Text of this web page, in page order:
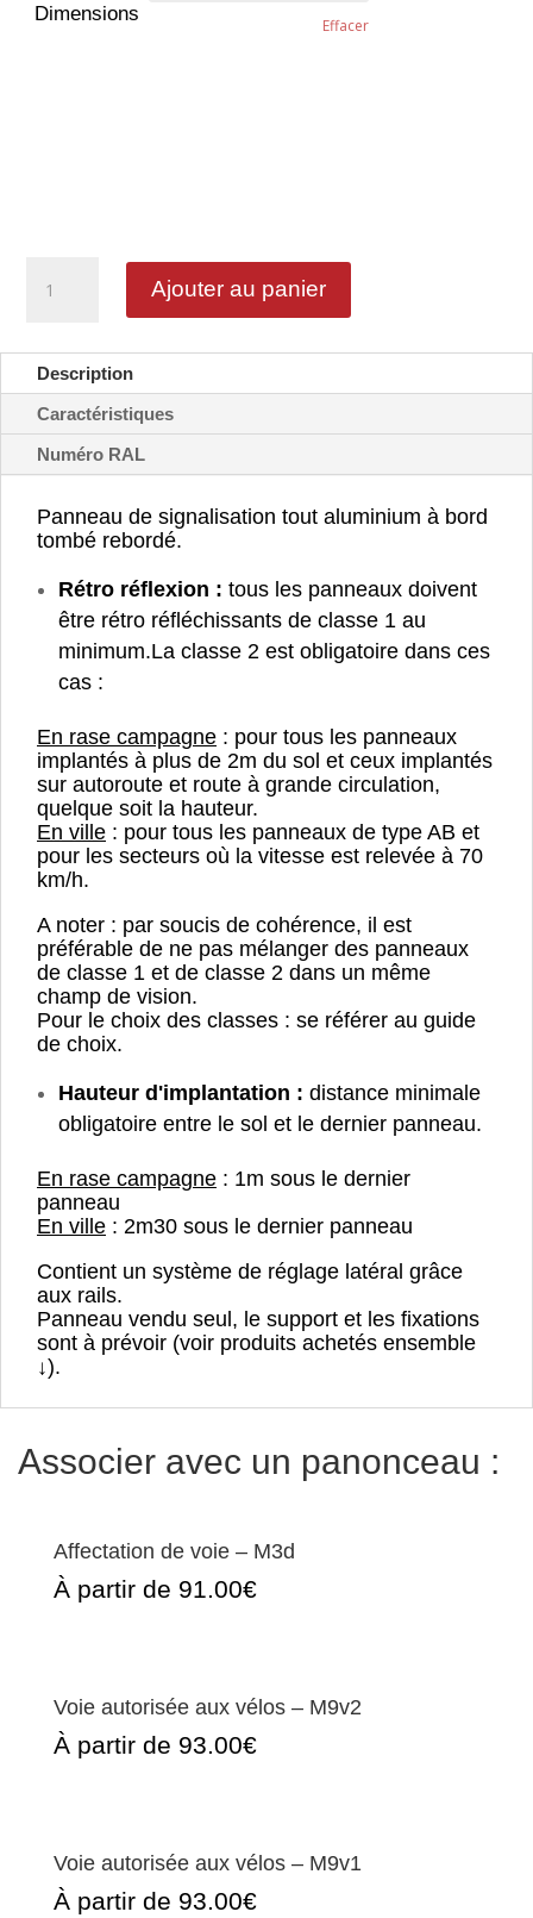
Dimensions
Effacer
de
sens
tout
droit
et
gauche
-
B21d2
Ajouter au panier
Description
Caractéristiques
Numéro RAL
Panneau de signalisation tout aluminium à bord
tombé rebordé.
Rétro réflexion : tous les panneaux doivent
être rétro réfléchissants de classe 1 au
minimum.La classe 2 est obligatoire dans ces
cas :
En rase campagne : pour tous les panneaux
implantés à plus de 2m du sol et ceux implantés
sur autoroute et route à grande circulation,
quelque soit la hauteur.
En ville : pour tous les panneaux de type AB et
pour les secteurs où la vitesse est relevée à 70
km/h.
A noter : par soucis de cohérence, il est
préférable de ne pas mélanger des panneaux
de classe 1 et de classe 2 dans un même
champ de vision.
Pour le choix des classes : se référer au guide
de choix.
Hauteur d'implantation : distance minimale
obligatoire entre le sol et le dernier panneau.
En rase campagne : 1m sous le dernier
panneau
En ville : 2m30 sous le dernier panneau
Contient un système de réglage latéral grâce
aux rails.
Panneau vendu seul, le support et les fixations
sont à prévoir (voir produits achetés ensemble
↓).
Associer avec un panonceau :
Affectation de voie – M3d
À partir de 91.00€
Voie autorisée aux vélos – M9v2
À partir de 93.00€
Voie autorisée aux vélos – M9v1
À partir de 93.00€